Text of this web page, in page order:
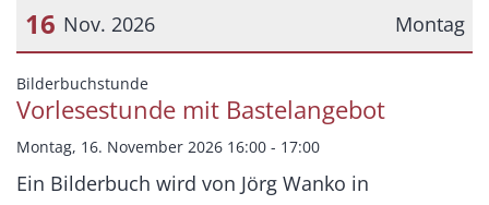
Montag
16 Nov. 2026
Datum: 16. November 2026
Bilderbuchstunde:
Vorlesestunde mit Bastelangebot
Montag, 16. November 2026 16:00 - 17:00
Ein Bilderbuch wird von Jörg Wanko in